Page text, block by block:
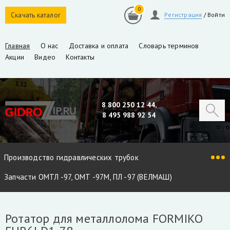
Скачать каталог Регистрация / Войти
0
Главная О нас Доставка и оплата
Словарь терминов
Акции
Видео Контакты
8 800 250 12 44,
8 495 988 92 54
Производство гидравлических трубок
Запчасти ОМТЛ -97, ОМТ -97М, ПЛ -97 (ВЕЛМАШ)
Запчасти Майман 90, 100, 110 / Атлант 90, 100
Ротатор для металлолома FORMIKO